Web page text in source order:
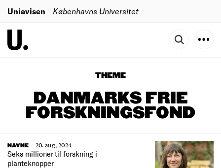
Uniavisen Københavns Universitet
THEME
DANMARKS FRIE
FORSKNINGSFOND
NAVNE
20. aug, 2024
Seks millioner til forskning i
planteknopper